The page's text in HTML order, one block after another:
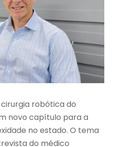
robótica do
novo capítulo para a
no estado. O tema
do médico